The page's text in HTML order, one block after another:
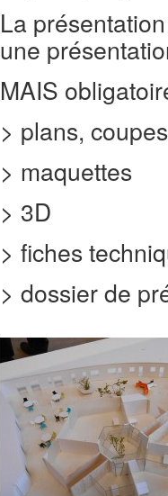
La
une
MAIS
> plans,
> maquettes
> 3D
> fiches
> dossier de